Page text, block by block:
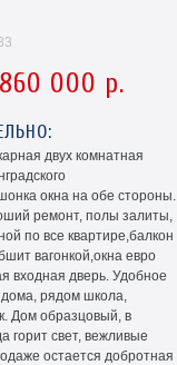
000 р.
двух комнатная
окна на обе стороны.
ремонт, полы залиты,
по все квартире,балкон
вагонкой,окна евро
входная дверь. Удобное
рядом школа,
Дом образцовый, в
горит свет, вежливые
остается добротная